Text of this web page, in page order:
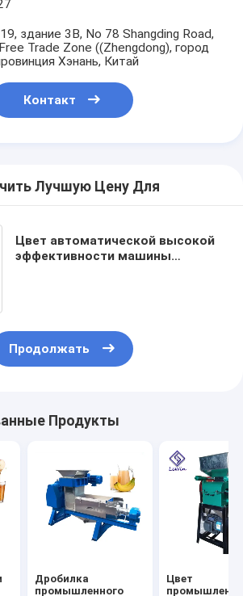
здание 3B, No 78 Shangding Road,
Trade Zone ((Zhengdong), город
Хэнань, Китай
Контакт
Лучшую Цену Для
Цвет автоматической высокой
эффективности машины
Продолжать
Продукты
Дробилка
промышленного
Цвет